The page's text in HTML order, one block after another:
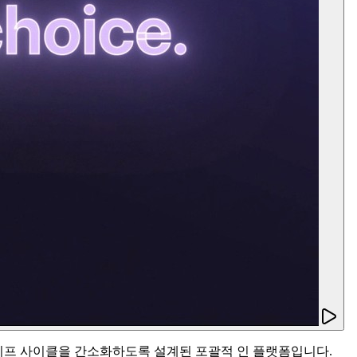
프 사이클을 간소화하도록 설계된 포괄적 인 플랫폼입니다.